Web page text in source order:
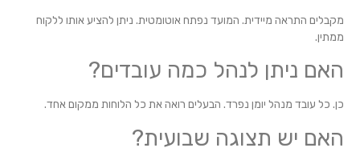
מקבלים התראה מיידית. המועד נפתח אוטומטית. ניתן להציע אותו ללקוח
ממתין.
האם ניתן לנהל כמה עובדים?
כן. כל עובד מנהל יומן נפרד. הבעלים רואה את כל הלוחות ממקום אחד.
האם יש תצוגה שבועית?